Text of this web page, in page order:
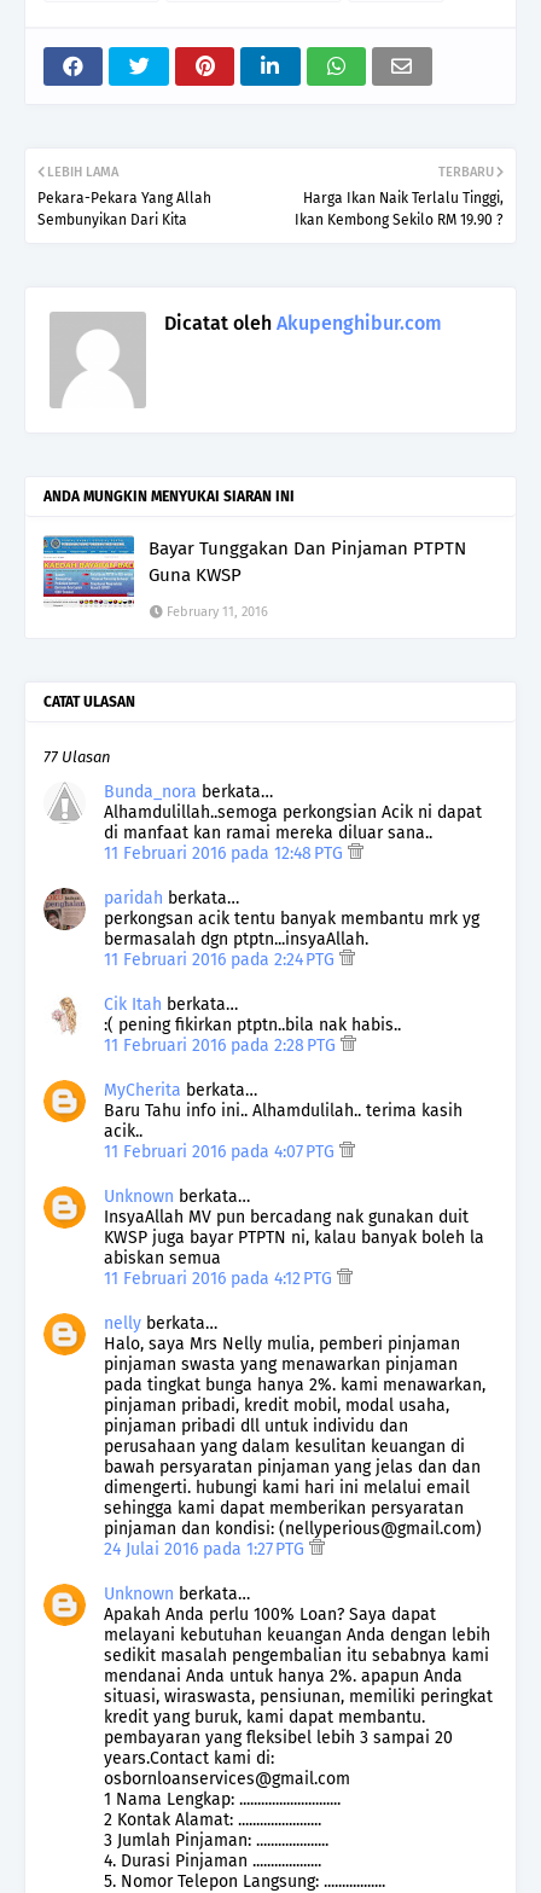
TERBARU
Harga Ikan Naik Terlalu Tinggi,
Ikan Kembong Sekilo RM 19.90 ?
LEBIH LAMA
Pekara-Pekara Yang Allah
Sembunyikan Dari Kita
Dicatat oleh Akupenghibur.com
ANDA MUNGKIN MENYUKAI SIARAN INI
Bayar Tunggakan Dan Pinjaman PTPTN
Guna KWSP
February 11, 2016
CATAT ULASAN
77 Ulasan
Bunda_nora berkata…
Alhamdulillah..semoga perkongsian Acik ni dapat
di manfaat kan ramai mereka diluar sana..
11 Februari 2016 pada 12:48 PTG
paridah berkata…
perkongsan acik tentu banyak membantu mrk yg
bermasalah dgn ptptn...insyaAllah.
11 Februari 2016 pada 2:24 PTG
Cik Itah berkata…
:( pening fikirkan ptptn..bila nak habis..
11 Februari 2016 pada 2:28 PTG
MyCherita berkata…
Baru Tahu info ini.. Alhamdulilah.. terima kasih
acik..
11 Februari 2016 pada 4:07 PTG
Unknown berkata…
InsyaAllah MV pun bercadang nak gunakan duit
KWSP juga bayar PTPTN ni, kalau banyak boleh la
abiskan semua
11 Februari 2016 pada 4:12 PTG
nelly berkata…
Halo, saya Mrs Nelly mulia, pemberi pinjaman
pinjaman swasta yang menawarkan pinjaman
pada tingkat bunga hanya 2%. kami menawarkan,
pinjaman pribadi, kredit mobil, modal usaha,
pinjaman pribadi dll untuk individu dan
perusahaan yang dalam kesulitan keuangan di
bawah persyaratan pinjaman yang jelas dan dan
dimengerti. hubungi kami hari ini melalui email
sehingga kami dapat memberikan persyaratan
pinjaman dan kondisi: (nellyperious@gmail.com)
24 Julai 2016 pada 1:27 PTG
Unknown berkata…
Apakah Anda perlu 100% Loan? Saya dapat
melayani kebutuhan keuangan Anda dengan lebih
sedikit masalah pengembalian itu sebabnya kami
mendanai Anda untuk hanya 2%. apapun Anda
situasi, wiraswasta, pensiunan, memiliki peringkat
kredit yang buruk, kami dapat membantu.
pembayaran yang fleksibel lebih 3 sampai 20
years.Contact kami di:
osbornloanservices@gmail.com
1 Nama Lengkap: ............................
2 Kontak Alamat: .......................
3 Jumlah Pinjaman: ....................
4. Durasi Pinjaman ...................
5. Nomor Telepon Langsung: .................